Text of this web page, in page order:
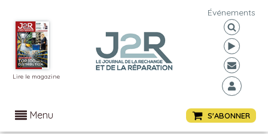
Lire le magazine
Événements
Menu S'ABONNER